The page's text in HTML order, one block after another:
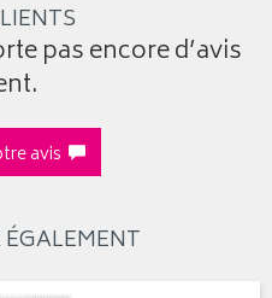
pas encore d’avis
avis